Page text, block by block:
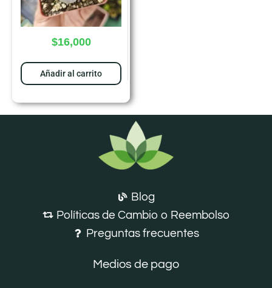
$16,000
Añadir al carrito
Blog
Políticas de Cambio o Reembolso
Preguntas frecuentes
Medios de pago